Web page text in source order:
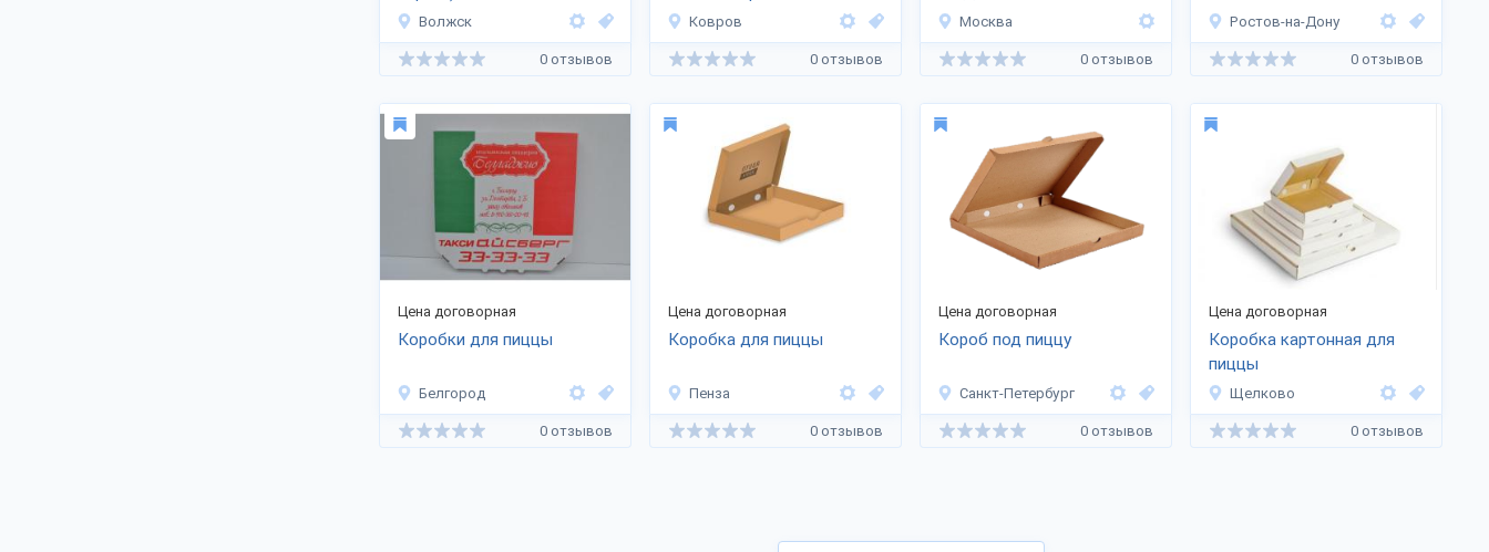
Волжск
0 отзывов
гофрокартона
Ковров
0 отзывов
Москва
0 отзывов
Ростов-на-Дону
0 отзывов
Цена договорная
Коробки для пиццы
Белгород
0 отзывов
Цена договорная
Коробка для пиццы
Пенза
0 отзывов
Цена договорная
Короб под пиццу
Санкт-Петербург
0 отзывов
Цена договорная
Коробка картонная для
пиццы
Щелково
0 отзывов